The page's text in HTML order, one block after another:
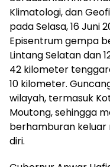
Klimatologi, dan
pada Selasa, 16 Juni
Episentrum gempa
Lintang Selatan dan
42 kilometer
10 kilometer.
wilayah, termasuk
Moutong, sehingga
berhamburan
diri.